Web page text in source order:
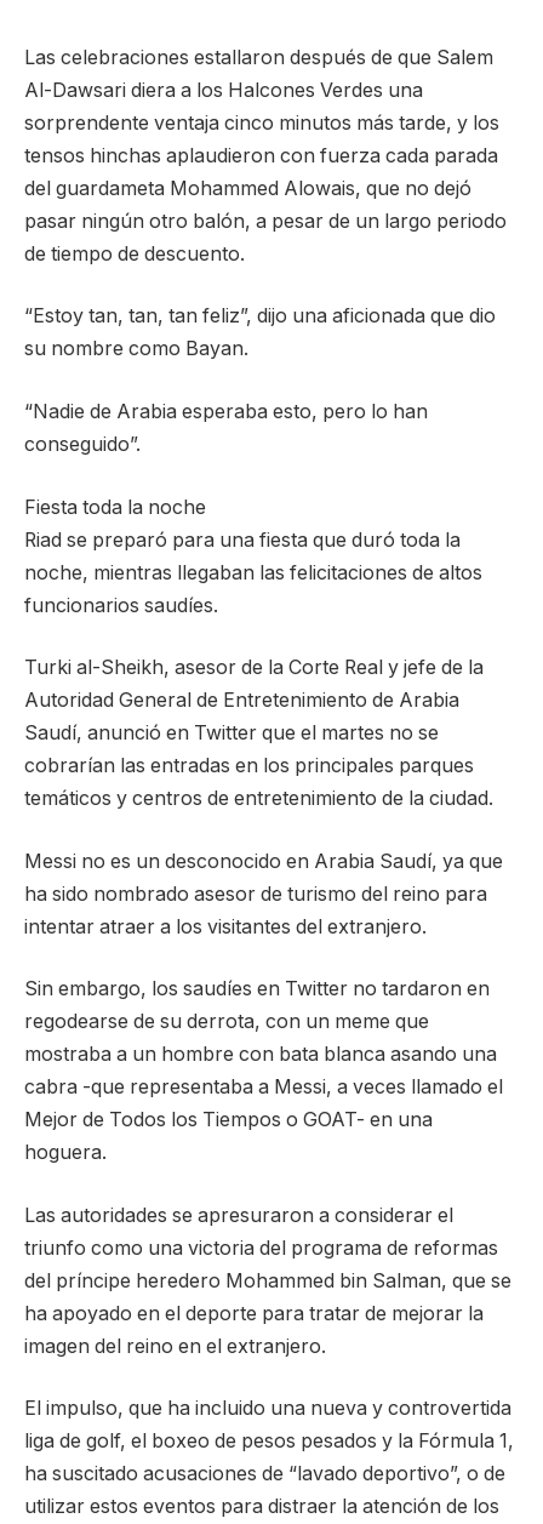
Las celebraciones estallaron después de que Salem
Al-Dawsari diera a los Halcones Verdes una
sorprendente ventaja cinco minutos más tarde, y los
tensos hinchas aplaudieron con fuerza cada parada
del guardameta Mohammed Alowais, que no dejó
pasar ningún otro balón, a pesar de un largo periodo
de tiempo de descuento.
“Estoy tan, tan, tan feliz”, dijo una aficionada que dio
su nombre como Bayan.
“Nadie de Arabia esperaba esto, pero lo han
conseguido”.
Fiesta toda la noche
Riad se preparó para una fiesta que duró toda la
noche, mientras llegaban las felicitaciones de altos
funcionarios saudíes.
Turki al-Sheikh, asesor de la Corte Real y jefe de la
Autoridad General de Entretenimiento de Arabia
Saudí, anunció en Twitter que el martes no se
cobrarían las entradas en los principales parques
temáticos y centros de entretenimiento de la ciudad.
Messi no es un desconocido en Arabia Saudí, ya que
ha sido nombrado asesor de turismo del reino para
intentar atraer a los visitantes del extranjero.
Sin embargo, los saudíes en Twitter no tardaron en
regodearse de su derrota, con un meme que
mostraba a un hombre con bata blanca asando una
cabra -que representaba a Messi, a veces llamado el
Mejor de Todos los Tiempos o GOAT- en una
hoguera.
Las autoridades se apresuraron a considerar el
triunfo como una victoria del programa de reformas
del príncipe heredero Mohammed bin Salman, que se
ha apoyado en el deporte para tratar de mejorar la
imagen del reino en el extranjero.
El impulso, que ha incluido una nueva y controvertida
liga de golf, el boxeo de pesos pesados y la Fórmula 1,
ha suscitado acusaciones de “lavado deportivo”, o de
utilizar estos eventos para distraer la atención de los